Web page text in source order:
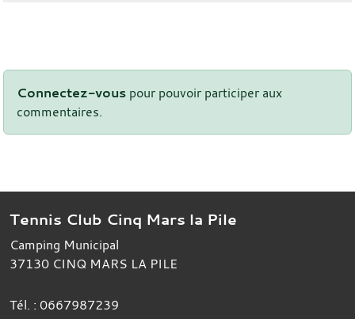
Connectez-vous pour pouvoir participer aux
commentaires.
Tennis Club Cinq Mars la Pile
Camping Municipal
37130 CINQ MARS LA PILE
Tél. : 0667987239